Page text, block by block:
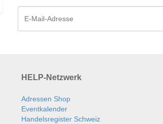
HELP-Netzwerk
Adressen Shop
Eventkalender
Handelsregister Schweiz